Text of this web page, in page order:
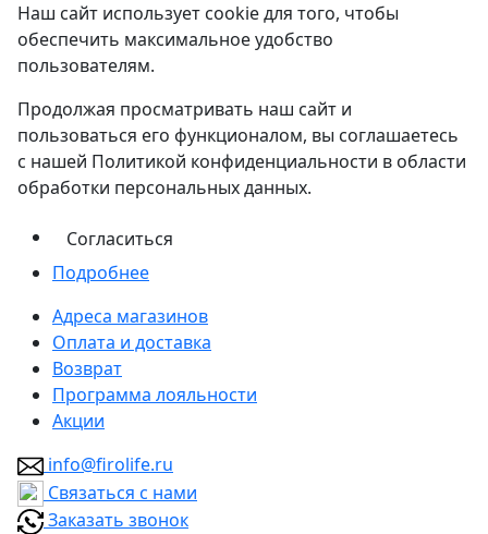
Наш сайт использует cookie для того, чтобы
обеспечить максимальное удобство
пользователям.
Продолжая просматривать наш сайт и
пользоваться его функционалом, вы соглашаетесь
с нашей Политикой конфиденциальности в области
обработки персональных данных.
Согласиться
Подробнее
Адреса магазинов
Оплата и доставка
Возврат
Программа лояльности
Акции
info@firolife.ru
Связаться с нами
Заказать звонок